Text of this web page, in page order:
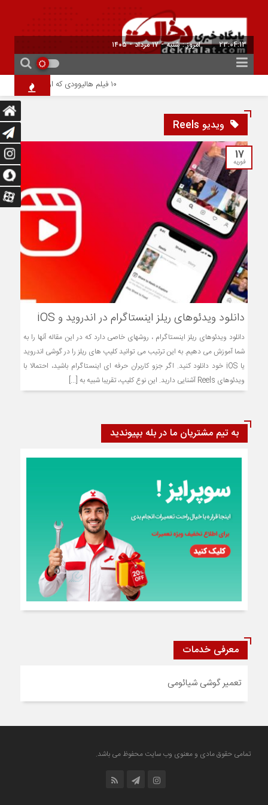
23:04:13 امروز : شنبه - ۱۷ مرداد - ۱۴۰۵
۱۰ فیلم هالیوودی که ارزش دیدن دارند | شاهکارهایی که نباید از دست بدهید
ویدیو Reels
17
فوریه
دانلود ویدئوهای ریلز اینستاگرام در اندروید و iOS
دانلود ویدئوهای ریلز اینستاگرام ، روشهای خاصی دارد که در این مقاله آنها را به
شما آموزش می دهیم. به این ترتیب می توانید کلیپ های ریلز‌ را در گوشی اندروید
یا iOS خود دانلود کنید. اگر جزو کاربران حرفه ای اینستاگرام باشید، احتمالا با
ویدئوهای Reels آشنایی دارید. این نوع کلیپ، تقریبا شبیه به [...]
به تیم مشتریان ما در بله بپیوندید
معرفی خدمات
تعمیر گوشی شیائومی
تمامی حقوق مادی و معنوی وب سایت محفوظ می باشد.